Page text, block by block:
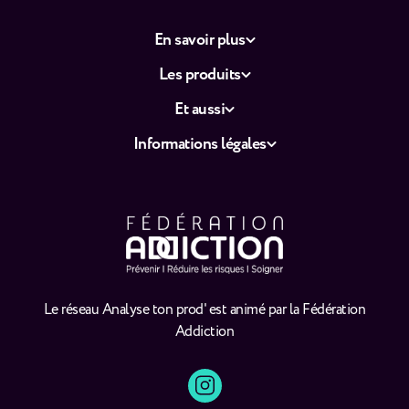
Le réseau Analyse ton prod' est animé par la Fédération
Addiction
En savoir plus
Les produits
Et aussi
Informations légales